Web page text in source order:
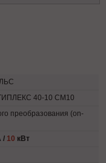
40-10 СМ10
преобразования (on-
/ 10 кВт